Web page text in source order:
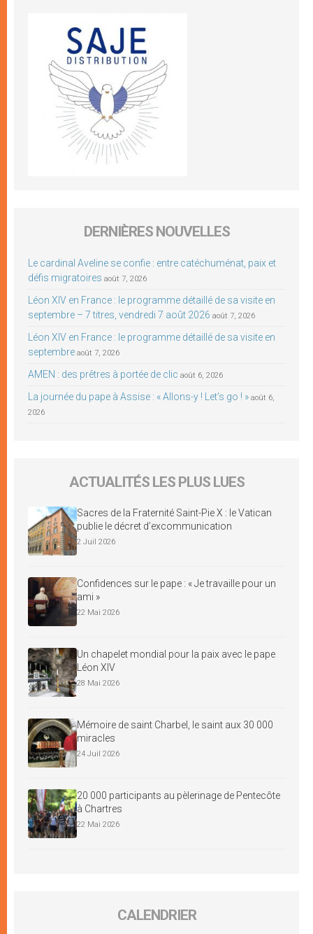
DERNIÈRES NOUVELLES
Le cardinal Aveline se confie : entre catéchuménat, paix et
défis migratoires août 7, 2026
Léon XIV en France : le programme détaillé de sa visite en
septembre – 7 titres, vendredi 7 août 2026 août 7, 2026
Léon XIV en France : le programme détaillé de sa visite en
septembre août 7, 2026
AMEN : des prêtres à portée de clic août 6, 2026
La journée du pape à Assise : « Allons-y ! Let’s go ! » août 6,
2026
ACTUALITÉS LES PLUS LUES
Sacres de la Fraternité Saint-Pie X : le Vatican
publie le décret d’excommunication
2 Juil 2026
Confidences sur le pape : « Je travaille pour un
ami »
22 Mai 2026
Un chapelet mondial pour la paix avec le pape
Léon XIV
28 Mai 2026
Mémoire de saint Charbel, le saint aux 30 000
miracles
24 Juil 2026
20 000 participants au pèlerinage de Pentecôte
à Chartres
22 Mai 2026
CALENDRIER